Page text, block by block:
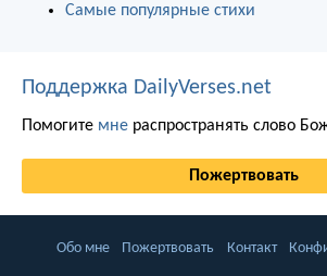
Самые популярные стихи
Поддержка DailyVerses.net
Помогите мне распространять слово
Пожертвовать
Обо мне Пожертвовать Контакт